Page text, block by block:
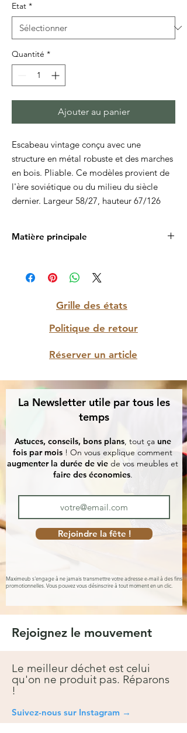
Etat *
Quantité *
Ajouter au panier
Escabeau vintage conçu avec une
structure en métal robuste et des marches
en bois. Pliable. Ce modèles provient de
l'ère soviétique ou du milieu du siècle
dernier. Largeur 58/27, hauteur 67/126
Matière principale
Grille des états
Politique de retour
Réserver un article
La Newsletter utile par tous les
temps
Astuces, conseils, bons plans, tout ça une
fois par mois ! On vous explique comment
augmenter la durée de vie de vos meubles et
faire des économies.
Rejoindre la fête !
Maximeub s'engage à ne jamais transmettre votre adresse e-mail à des fins
promotionnelles. Vous pouvez vous désinscrire à tout moment en un clic.
Rejoignez le mouvement
Le meilleur déchet est celui
qu'on ne produit pas. Réparons
!
Suivez-nous sur Instagram →